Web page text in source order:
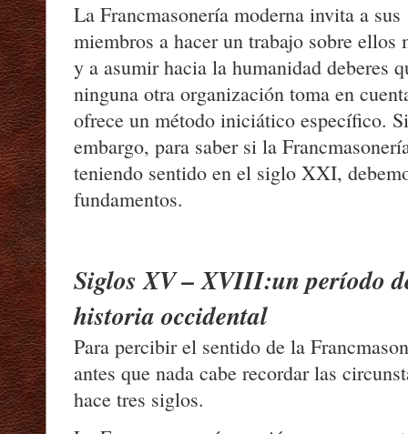
La Francmasonería moderna invita a sus
miembros a hacer un trabajo sobre ellos
y a asumir hacia la humanidad deberes
ninguna otra organización toma en
ofrece un método iniciático específico.
embargo, para saber si la
teniendo sentido en el siglo XXI,
fundamentos.
Siglos XV – XVIII:un período
historia occidental
Para percibir el sentido de la
antes que nada cabe recordar las
hace tres siglos.